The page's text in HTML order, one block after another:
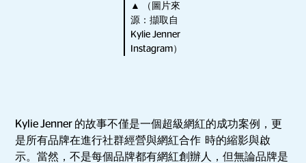
▲ （圖片來
源：擷取自
Kylie Jenner
Instagram）
Kylie Jenner 的故事不僅是一個超級網紅的成功案例，更
是所有品牌在進行社群經營與網紅合作 時的縮影與啟
示。當然，不是每個品牌都有網紅創辦人，但無論品牌是